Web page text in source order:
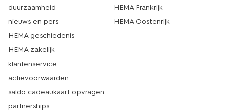
duurzaamheid
nieuws en pers
HEMA geschiedenis
HEMA zakelijk
klantenservice
actievoorwaarden
saldo cadeaukaart opvragen
partnerships
HEMA Frankrijk
HEMA Oostenrijk